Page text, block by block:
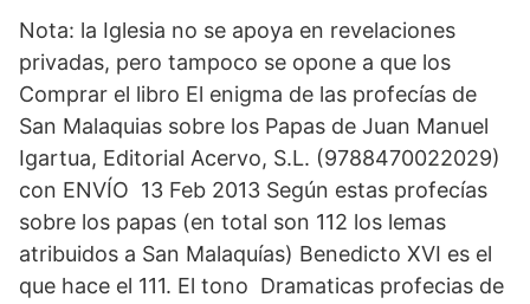
Nota: la Iglesia no se apoya en revelaciones
privadas, pero tampoco se opone a que los
Comprar el libro El enigma de las profecías de
San Malaquias sobre los Papas de Juan Manuel
Igartua, Editorial Acervo, S.L. (9788470022029)
con ENVÍO 13 Feb 2013 Según estas profecías
sobre los papas (en total son 112 los lemas
atribuidos a San Malaquías) Benedicto XVI es el
que hace el 111. El tono Dramaticas profecias de